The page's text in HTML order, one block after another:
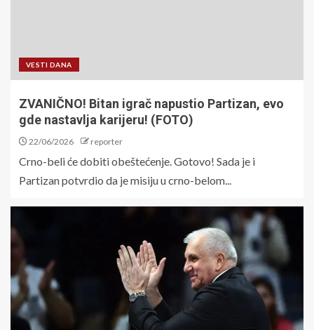
VESTI DANA
ZVANIČNO! Bitan igrač napustio Partizan, evo
gde nastavlja karijeru! (FOTO)
22/06/2026 reporter
Crno-beli će dobiti obeštećenje. Gotovo! Sada je i
Partizan potvrdio da je misiju u crno-belom...